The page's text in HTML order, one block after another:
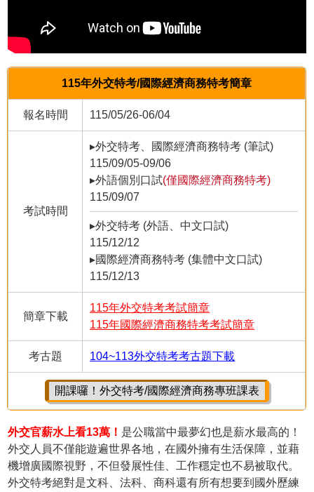
115年外交特考/國際經濟商務特考簡章
報名時間 115/05/26-06/04
考試時間
▸外交特考、國際經濟商務特考 (筆試)
115/09/05-09/06
▸外語個別口試(僅國際經濟商務特考)
115/09/07
▸外交特考 (外語、中文口試)
115/12/12
▸國際經濟商務特考 (集體中文口試)
115/12/13
簡章下載
115年外交特考考試簡章
115年國際經濟商務特考考試簡章
考古題 104~113外交特考考古題下載
開課囉！外交特考/國際經濟商務專班課表
外交官薪水上看13萬！ 是公職當中最夢幻也是薪水最高的！
外交人員不僅能遊遍世界各地，在國外擁有生活保障，並藉
機增廣國際視野，不但發展性佳、工作穩定也不易被取代。
外交特考絕對是文科、法科、商科還有所有想要到國外歷練